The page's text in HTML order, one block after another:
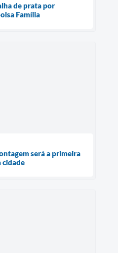
de prata por
Família
será a primeira
cidade